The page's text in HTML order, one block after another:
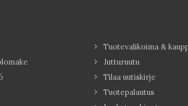
Tuotevalikoima &
Jutturuutu
Tilaa uutiskirje
Tuotepalautus